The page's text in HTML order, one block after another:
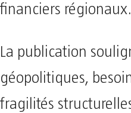
financiers régionaux.
La publication
géopolitiques,
fragilités